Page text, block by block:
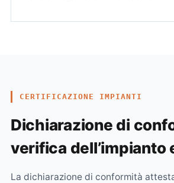
CERTIFICAZIONE IMPIANTI
Dichiarazione di
verifica dell’impianto
La dichiarazione di conformità